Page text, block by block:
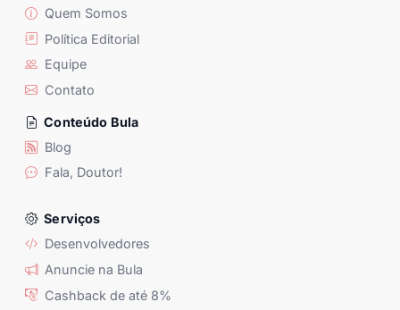
Quem Somos
Política Editorial
Equipe
Contato
Conteúdo Bula
Blog
Fala, Doutor!
Serviços
Desenvolvedores
Anuncie na Bula
Cashback de até 8%